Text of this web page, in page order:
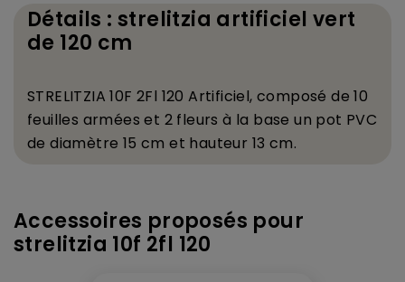
Détails : strelitzia artificiel vert
de 120 cm
STRELITZIA 10F 2Fl 120 Artificiel, composé de 10
feuilles armées et 2 fleursà la base un pot PVC
de diamètre 15 cm et hauteur 13 cm.
Accessoires proposés pour
strelitzia 10f 2fl 120